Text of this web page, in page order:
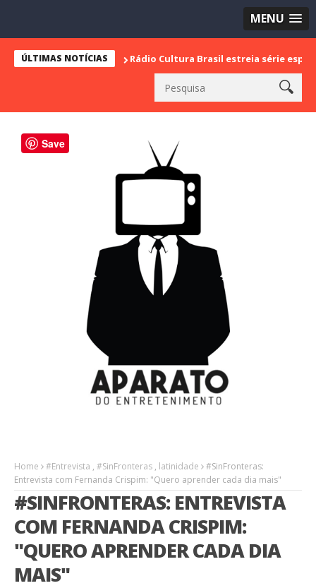
MENU
ÚLTIMAS NOTÍCIASRádio Cultura Brasil estreia série especial em
Home #Entrevista , #SinFronteras , latinidade
#SinFronteras:
Entrevista com Fernanda Crispim: "Quero aprender cada dia mais"
#SINFRONTERAS: ENTREVISTA
COM FERNANDA CRISPIM:
"QUERO APRENDER CADA DIA
MAIS"
Save